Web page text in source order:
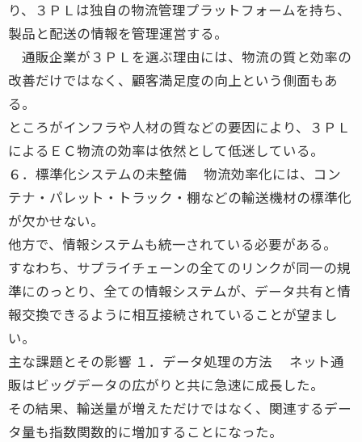
り、３ＰＬは独自の物流管理プラットフォームを持ち、
製品と配送の情報を管理運営する。
通販企業が３ＰＬを選ぶ理由には、物流の質と効率の
改善だけではなく、顧客満足度の向上という側面もあ
る。
ところがインフラや人材の質などの要因により、３ＰＬ
によるＥＣ物流の効率は依然として低迷している。
６．標準化システムの未整備 物流効率化には、コン
テナ・パレット・トラック・棚などの輸送機材の標準化
が欠かせない。
他方で、情報システムも統一されている必要がある。
すなわち、サプライチェーンの全てのリンクが同一の規
準にのっとり、全ての情報システムが、データ共有と情
報交換できるように相互接続されていることが望まし
い。
主な課題とその影響 １．データ処理の方法 ネット通
販はビッグデータの広がりと共に急速に成長した。
その結果、輸送量が増えただけではなく、関連するデー
タ量も指数関数的に増加することになった。